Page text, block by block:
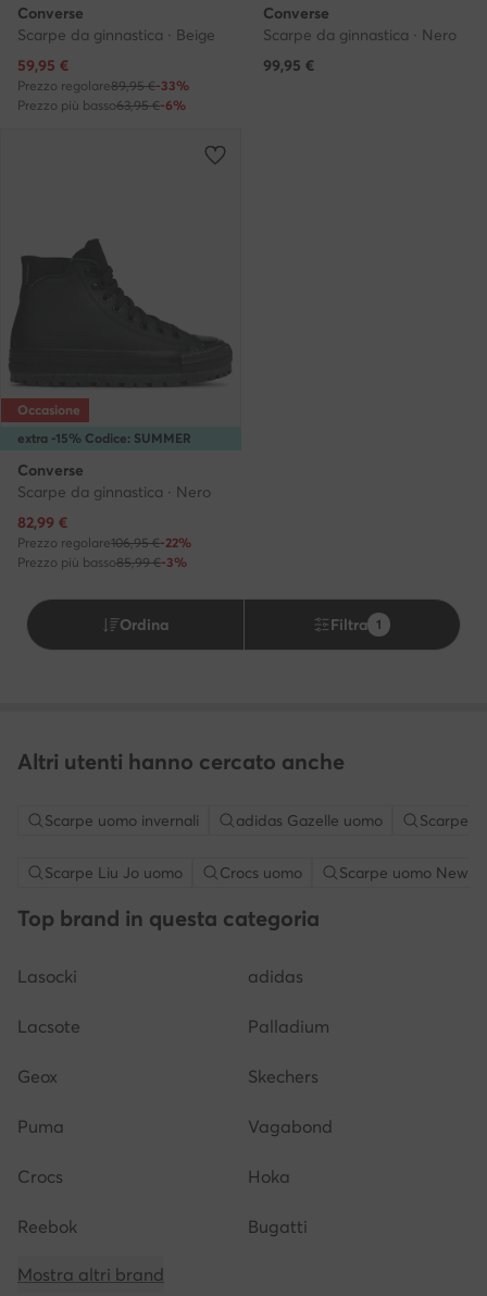
Converse
Scarpe da ginnastica · Beige
Prezzo attuale
59,95 €
Prezzo regolare89,95 €-33%
Prezzo più basso63,95 €-6%
Converse
Scarpe da ginnastica · Nero
99,95 €
extra -15% Codice: SUMMER
Occasione
Converse
Scarpe da ginnastica · Nero
Prezzo attuale
82,99 €
Prezzo regolare106,95 €-22%
Prezzo più basso85,99 €-3%
Ordina Filtra 1
Altri utenti hanno cercato anche
Scarpe uomo invernali adidas Gazelle uomo Scarpe
Scarpe Liu Jo uomo Crocs uomo Scarpe uomo New
Top brand in questa categoria
Lasocki adidas
Lacsote Palladium
Geox Skechers
Puma Vagabond
Crocs Hoka
Reebok Bugatti
Mostra altri brand